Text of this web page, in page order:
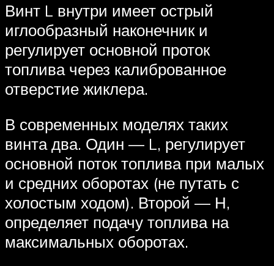
Винт L внутри имеет острый
иглообразный наконечник и
регулирует основной проток
топлива через калиброванное
отверстие жиклера.
В современных моделях таких
винта два. Один — L, регулирует
основной поток топлива при малых
и средних оборотах (не путать с
холостым ходом). Второй — Н,
определяет подачу топлива на
максимальных оборотах.